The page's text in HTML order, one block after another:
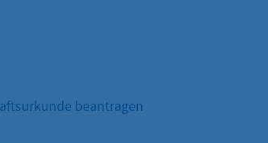
beantragen